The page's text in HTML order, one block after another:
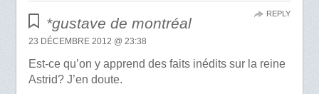
*gustave de montréal
23 DÉCEMBRE 2012 @ 23:38
Est-ce qu’on y apprend des faits inédits sur la reine
Astrid? J’en doute.
REPLY